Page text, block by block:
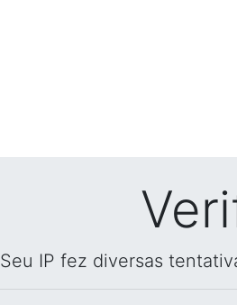
Seu IP fez diversas